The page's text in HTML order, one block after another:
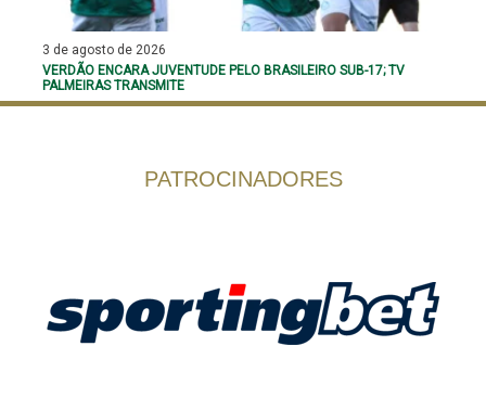
3 de agosto de 2026
VERDÃO ENCARA JUVENTUDE PELO BRASILEIRO SUB-17; TV
PALMEIRAS TRANSMITE
PATROCINADORES